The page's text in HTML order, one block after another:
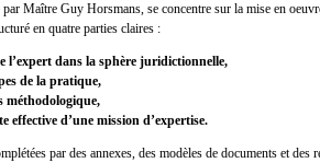
par Maître Guy Horsmans, se concentre sur la mise en
en quatre parties claires :
l’expert dans la sphère juridictionnelle,
de la pratique,
méthodologique,
effective d’une mission d’expertise.
par des annexes, des modèles de documents et des